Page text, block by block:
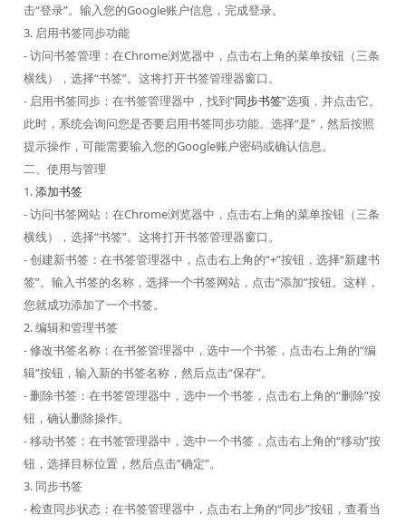
击“登录”。输入您的Google账户信息，完成登录。
3. 启用书签同步功能
- 访问书签管理：在Chrome浏览器中，点击右上角的菜单按钮（三条
横线），选择“书签”。这将打开书签管理器窗口。
- 启用书签同步：在书签管理器中，找到“同步书签”选项，并点击它。
此时，系统会询问您是否要启用书签同步功能。选择“是”，然后按照
提示操作，可能需要输入您的Google账户密码或确认信息。
二、使用与管理
1.添加书签
- 访问书签网站：在Chrome浏览器中，点击右上角的菜单按钮（三条
横线），选择“书签”。这将打开书签管理器窗口。
- 创建新书签：在书签管理器中，点击右上角的“+”按钮，选择“新建书
签”。输入书签的名称，选择一个书签网站，点击“添加”按钮。这样，
您就成功添加了一个书签。
2. 编辑和管理书签
- 修改书签名称：在书签管理器中，选中一个书签，点击右上角的“编
辑”按钮，输入新的书签名称，然后点击“保存”。
- 删除书签：在书签管理器中，选中一个书签，点击右上角的“删除”按
钮，确认删除操作。
- 移动书签：在书签管理器中，选中一个书签，点击右上角的“移动”按
钮，选择目标位置，然后点击“确定”。
3. 同步书签
- 检查同步状态：在书签管理器中，点击右上角的“同步”按钮，查看当